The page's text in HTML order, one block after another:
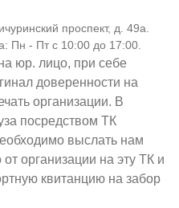
проспект, д. 49а.
Пн - Пт с 10:00 до 17:00.
юр. лицо, при себе
доверенности на
организации. В
посредством ТК
выслать нам
организации на эту ТК и
квитанцию на забор